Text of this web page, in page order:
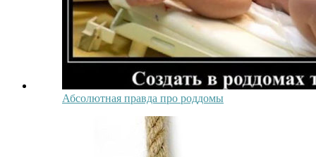
Абсолютная правда про роддомы